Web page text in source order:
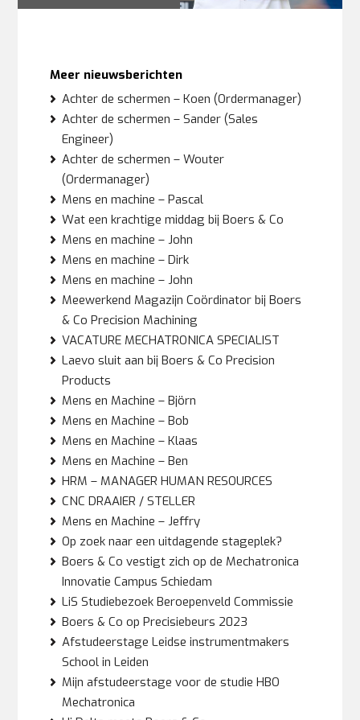
Meer nieuwsberichten
Achter de schermen – Koen (Ordermanager)
Achter de schermen – Sander (Sales
Engineer)
Achter de schermen – Wouter
(Ordermanager)
Mens en machine – Pascal
Wat een krachtige middag bij Boers & Co
Mens en machine – John
Mens en machine – Dirk
Mens en machine – John
Meewerkend Magazijn Coördinator bij Boers
& Co Precision Machining
VACATURE MECHATRONICA SPECIALIST
Laevo sluit aan bij Boers & Co Precision
Products
Mens en Machine – Björn
Mens en Machine – Bob
Mens en Machine – Klaas
Mens en Machine – Ben
HRM – MANAGER HUMAN RESOURCES
CNC DRAAIER / STELLER
Mens en Machine – Jeffry
Op zoek naar een uitdagende stageplek?
Boers & Co vestigt zich op de Mechatronica
Innovatie Campus Schiedam
LiS Studiebezoek Beroepenveld Commissie
Boers & Co op Precisiebeurs 2023
Afstudeerstage Leidse instrumentmakers
School in Leiden
Mijn afstudeerstage voor de studie HBO
Mechatronica